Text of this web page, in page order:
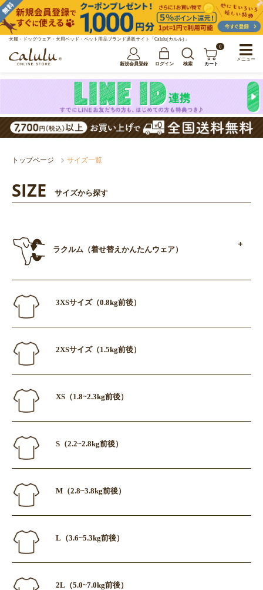
犬服・ドッグウェア・犬用ベッド・ペット用品ブランド通販サイト「Calulu(カルル)」
新規会員登録 ログイン 検索
0
カート
トップページ サイズ一覧
SIZE サイズから探す
ラクルム（着せ替えかんたんウェア）
3XSサイズ（0.8kg前後）
2XSサイズ（1.5kg前後）
XS（1.8~2.3kg前後）
S（2.2~2.8kg前後）
M（2.8~3.8kg前後）
L（3.6~5.3kg前後）
2L（5.0~7.0kg前後）
メニュー